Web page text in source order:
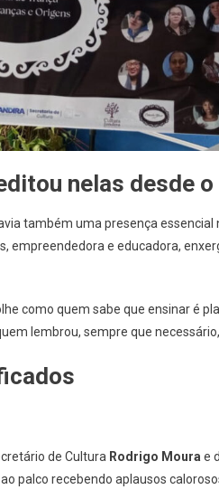
nelas desde
também uma presença essencial
empreendedora e educadora,
como quem sabe que ensinar é
lembrou, sempre que
de Cultura Rodrigo Moura e
palco recebendo aplausos